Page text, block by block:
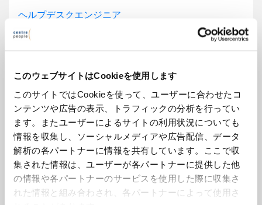
このウェブサイトはCookieを使用します
このサイトではCookieを使って、ユーザーに合わせたコ
ンテンツや広告の表示、トラフィックの分析を行ってい
ます。またユーザーによるサイトの利用状況についても
情報を収集し、ソーシャルメディアや広告配信、データ
解析の各パートナーに情報を共有しています。ここで収
集された情報は、ユーザーが各パートナーに提供した他
の情報や各パートナーのサービスを使用した際に収集さ
れた情報と組み合わされ、各パートナーによって使用さ
ヘルプデスクエンジニア
Global Digital Transformation Project Lead
スコットランド | Negotiable / Neg
8 hours ago もっと見る